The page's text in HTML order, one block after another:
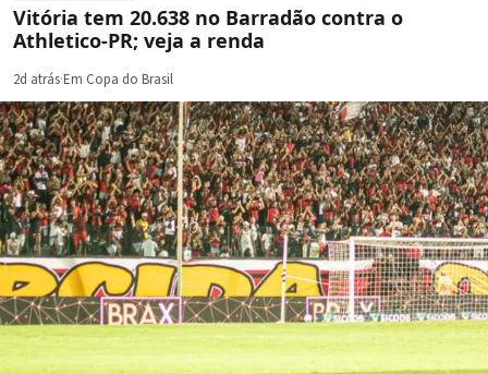
Vitória tem 20.638 no Barradão contra o
Athletico-PR; veja a renda
2d atrás·Em Copa do Brasil